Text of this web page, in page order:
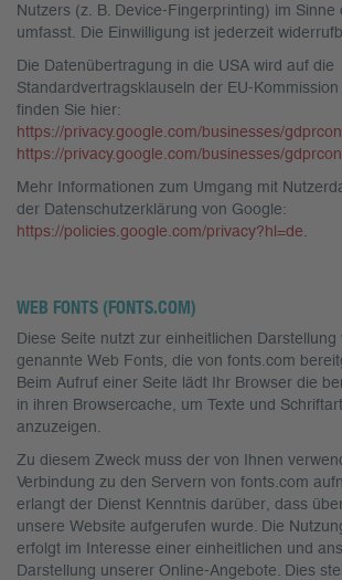
Nutzers (z. B. Device-Fingerprinting) im Sinne
umfasst. Die Einwilligung ist jederzeit
Die Datenübertragung in die USA wird auf die
Standardvertragsklauseln der EU-
finden Sie hier:
https://privacy.google.com/businesses/
https://privacy.google.com/businesses/
Mehr Informationen zum Umgang mit
der Datenschutzerklärung von Google:
https://policies.google.com/privacy?hl=de
WEB FONTS (FONTS.COM)
Diese Seite nutzt zur einheitlichen
genannte Web Fonts, die von fonts.com
Beim Aufruf einer Seite lädt Ihr Browser die
in ihren Browsercache, um Texte und
anzuzeigen.
Zu diesem Zweck muss der von Ihnen
Verbindung zu den Servern von fonts.com
erlangt der Dienst Kenntnis darüber, dass
unsere Website aufgerufen wurde. Die
erfolgt im Interesse einer einheitlichen und
Darstellung unserer Online-Angebote. Dies